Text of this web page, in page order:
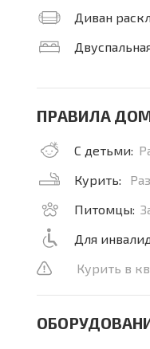
Диван
ПРАВИЛА
С детьми:
Курить:
Питомцы:
Для
Курить в